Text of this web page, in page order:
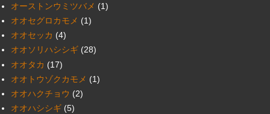
オーストンウミツバメ (1)
オオセグロカモメ (1)
オオセッカ (4)
オオソリハシシギ (28)
オオタカ (17)
オオトウゾクカモメ (1)
オオハクチョウ (2)
オオハシシギ (5)